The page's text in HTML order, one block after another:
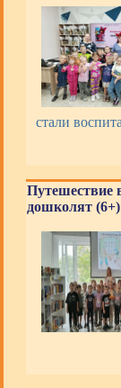
стали
Путешествие
дошколят (6+)